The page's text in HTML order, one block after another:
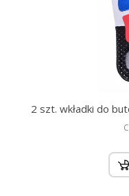
2 szt. wkładki do